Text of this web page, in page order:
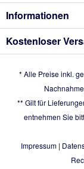
Informationen
Kostenloser
* Alle Preise inkl.
** Gilt für
entnehmen Sie
Impressum|